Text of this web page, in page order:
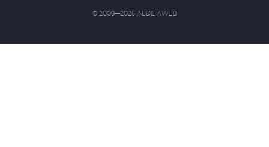
© 2009—2025 ALDEIAWEB